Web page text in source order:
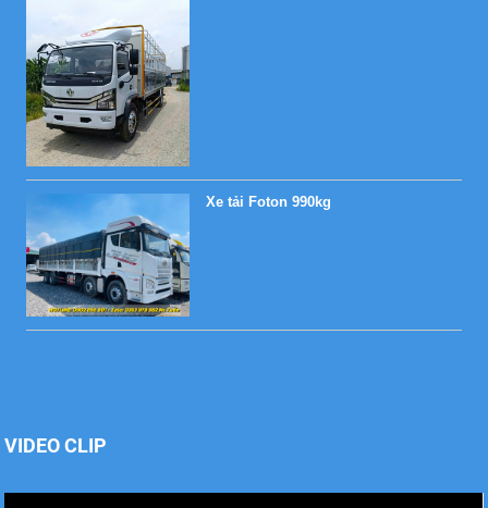
Xe tải Foton 990kg
Xe tải Foton 990kg
VIDEO CLIP